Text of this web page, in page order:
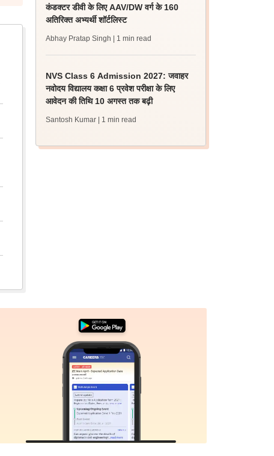
कंडक्टर डीवी के लिए AAV/DW वर्ग के 160
अतिरिक्त अभ्यर्थी शॉर्टलिस्ट
Abhay Pratap Singh | 1 min read
NVS Class 6 Admission 2027: जवाहर
नवोदय विद्यालय कक्षा 6 प्रवेश परीक्षा के लिए
आवेदन की तिथि 10 अगस्त तक बढ़ी
Santosh Kumar | 1 min read